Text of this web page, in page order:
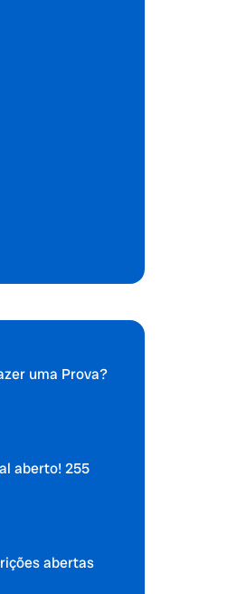
uma Prova?
aberto! 255
abertas